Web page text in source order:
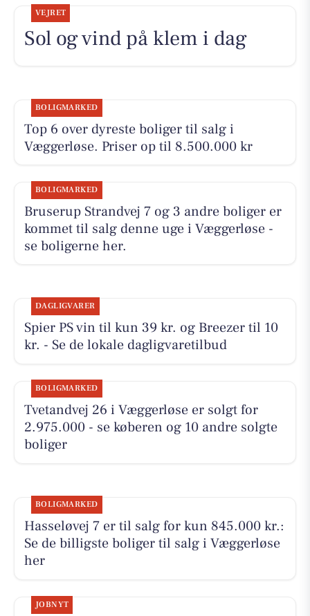
VEJRET
Sol og vind på klem i dag
BOLIGMARKED
Top 6 over dyreste boliger til salg i
Væggerløse. Priser op til 8.500.000 kr
BOLIGMARKED
Bruserup Strandvej 7 og 3 andre boliger er
kommet til salg denne uge i Væggerløse -
se boligerne her.
DAGLIGVARER
Spier PS vin til kun 39 kr. og Breezer til 10
kr. - Se de lokale dagligvaretilbud
BOLIGMARKED
Tvetandvej 26 i Væggerløse er solgt for
2.975.000 - se køberen og 10 andre solgte
boliger
BOLIGMARKED
Hasseløvej 7 er til salg for kun 845.000 kr.:
Se de billigste boliger til salg i Væggerløse
her
JOBNYT